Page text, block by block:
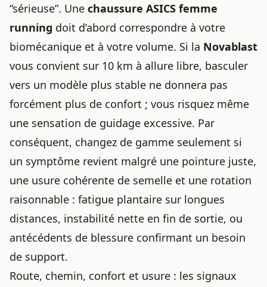
“sérieuse”. Une chaussure ASICS femme
running doit d’abord correspondre à votre
biomécanique et à votre volume. Si la Novablast
vous convient sur 10 km à allure libre, basculer
vers un modèle plus stable ne donnera pas
forcément plus de confort ; vous risquez même
une sensation de guidage excessive. Par
conséquent, changez de gamme seulement si
un symptôme revient malgré une pointure juste,
une usure cohérente de semelle et une rotation
raisonnable : fatigue plantaire sur longues
distances, instabilité nette en fin de sortie, ou
antécédents de blessure confirmant un besoin
de support.
Route, chemin, confort et usure : les signaux